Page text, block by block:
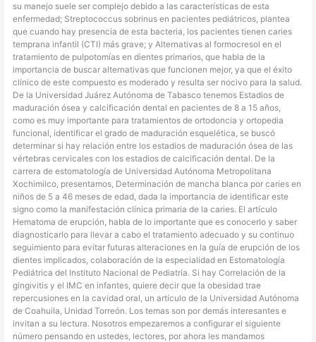
su manejo suele ser complejo debido a las características de esta
enfermedad; Streptococcus sobrinus en pacientes pediátricos, plantea
que cuando hay presencia de esta bacteria, los pacientes tienen caries
temprana infantil (CTI) más grave; y Alternativas al formocresol en el
tratamiento de pulpotomías en dientes primarios, que habla de la
importancia de buscar alternativas que funcionen mejor, ya que el éxito
clínico de este compuesto es moderado y resulta ser nocivo para la salud.
De la Universidad Juárez Autónoma de Tabasco tenemos Estadios de
maduración ósea y calcificación dental en pacientes de 8 a 15 años,
como es muy importante para tratamientos de ortodoncia y ortopedia
funcional, identificar el grado de maduración esquelética, se buscó
determinar si hay relación entre los estadios de maduración ósea de las
vértebras cervicales con los estadios de calcificación dental. De la
carrera de estomatología de Universidad Autónoma Metropolitana
Xochimilco, presentamos, Determinación de mancha blanca por caries en
niños de 5 a 46 meses de edad, dada la importancia de identificar este
signo como la manifestación clínica primaria de la caries. El artículo
Hematoma de erupción, habla de lo importante que es conocerlo y saber
diagnosticarlo para llevar a cabo el tratamiento adecuado y su continuo
seguimiento para evitar futuras alteraciones en la guía de erupción de los
dientes implicados, colaboración de la especialidad en Estomatología
Pediátrica del Instituto Nacional de Pediatría. Si hay Correlación de la
gingivitis y el IMC en infantes, quiere decir que la obesidad trae
repercusiones en la cavidad oral, un artículo de la Universidad Autónoma
de Coahuila, Unidad Torreón. Los temas son por demás interesantes e
invitan a su lectura. Nosotros empezaremos a configurar el siguiente
número pensando en ustedes, lectores, por ahora les mandamos